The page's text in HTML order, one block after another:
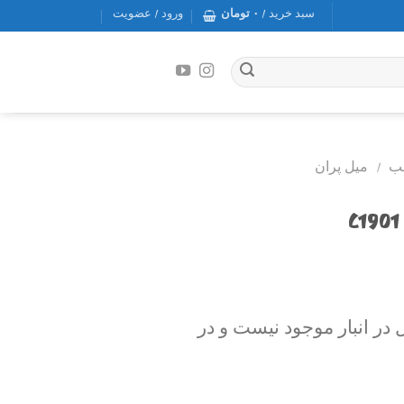
سبد خرید / ۰ تومان ورود / عضویت
/ میل پران
انبار موجود نیست و در